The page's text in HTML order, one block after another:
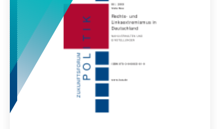
haben die Autoren randständige Themen, die
erst mittelfristig an Bedeutung gewinnen
werden, bewusst einbezogen. In absehbarer
Zeit – bis zum Jahr 2020 – werden sie im
Zentrum der außenpolitischen Debatte in
Deutschland stehen.